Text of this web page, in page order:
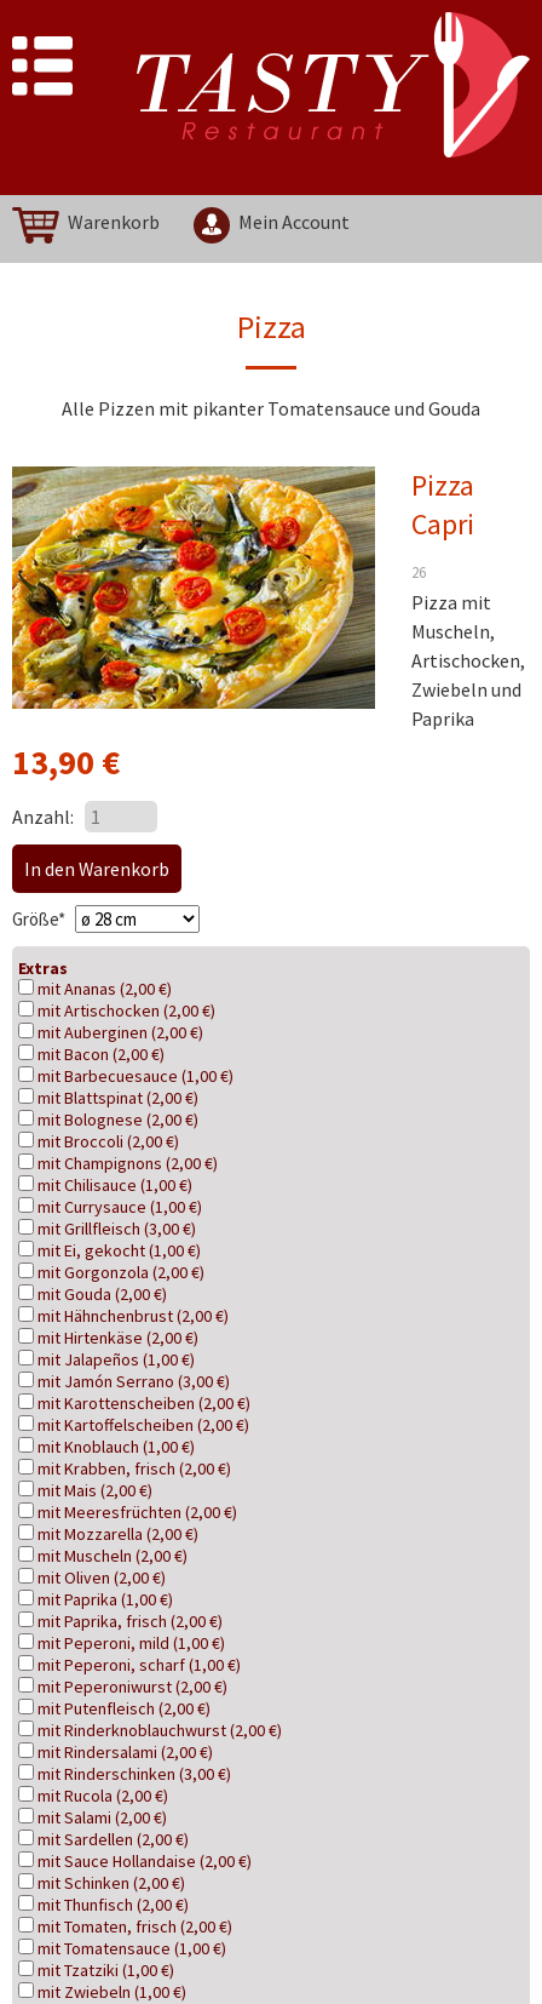
Warenkorb Mein Account
Pizza
Alle Pizzen mit pikanter Tomatensauce und Gouda
Pizza
Capri
26
Pizza mit
Muscheln,
Artischocken,
Zwiebeln und
Paprika
13,90 €
Anzahl:
Pflichtfeld
Größe*
Extras
mit Ananas (2,00 €)
mit Artischocken (2,00 €)
mit Auberginen (2,00 €)
mit Bacon (2,00 €)
mit Barbecuesauce (1,00 €)
mit Blattspinat (2,00 €)
mit Bolognese (2,00 €)
mit Broccoli (2,00 €)
mit Champignons (2,00 €)
mit Chilisauce (1,00 €)
mit Currysauce (1,00 €)
mit Grillfleisch (3,00 €)
mit Ei, gekocht (1,00 €)
mit Gorgonzola (2,00 €)
mit Gouda (2,00 €)
mit Hähnchenbrust (2,00 €)
mit Hirtenkäse (2,00 €)
mit Jalapeños (1,00 €)
mit Jamón Serrano (3,00 €)
mit Karottenscheiben (2,00 €)
mit Kartoffelscheiben (2,00 €)
mit Knoblauch (1,00 €)
mit Krabben, frisch (2,00 €)
mit Mais (2,00 €)
mit Meeresfrüchten (2,00 €)
mit Mozzarella (2,00 €)
mit Muscheln (2,00 €)
mit Oliven (2,00 €)
mit Paprika (1,00 €)
mit Paprika, frisch (2,00 €)
mit Peperoni, mild (1,00 €)
mit Peperoni, scharf (1,00 €)
mit Peperoniwurst (2,00 €)
mit Putenfleisch (2,00 €)
mit Rinderknoblauchwurst (2,00 €)
mit Rindersalami (2,00 €)
mit Rinderschinken (3,00 €)
mit Rucola (2,00 €)
mit Salami (2,00 €)
mit Sardellen (2,00 €)
mit Sauce Hollandaise (2,00 €)
mit Schinken (2,00 €)
mit Thunfisch (2,00 €)
mit Tomaten, frisch (2,00 €)
mit Tomatensauce (1,00 €)
mit Tzatziki (1,00 €)
mit Zwiebeln (1,00 €)